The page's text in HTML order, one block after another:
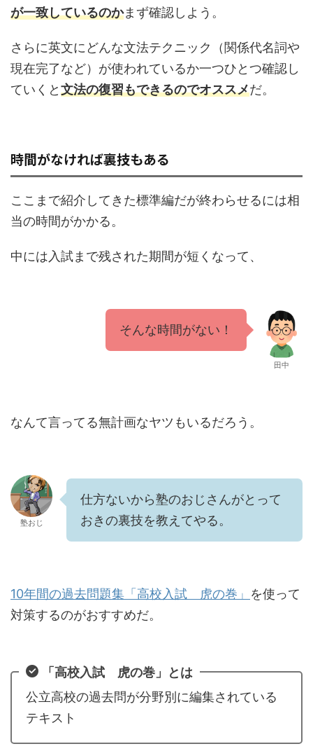
が一致しているのかまず確認しよう。
さらに英文にどんな文法テクニック（関係代名詞や
現在完了など）が使われているか一つひとつ確認し
ていくと文法の復習もできるのでオススメだ。
時間がなければ裏技もある
ここまで紹介してきた標準編だが終わらせるには相
当の時間がかかる。
中には入試まで残された期間が短くなって、
そんな時間がない！
田中
なんて言ってる無計画なヤツもいるだろう。
塾おじ
仕方ないから塾のおじさんがとって
おきの裏技を教えてやる。
10年間の過去問題集「高校入試 虎の巻」 を使って
対策するのがおすすめだ。
「高校入試 虎の巻」とは
公立高校の過去問が分野別に編集されている
テキスト